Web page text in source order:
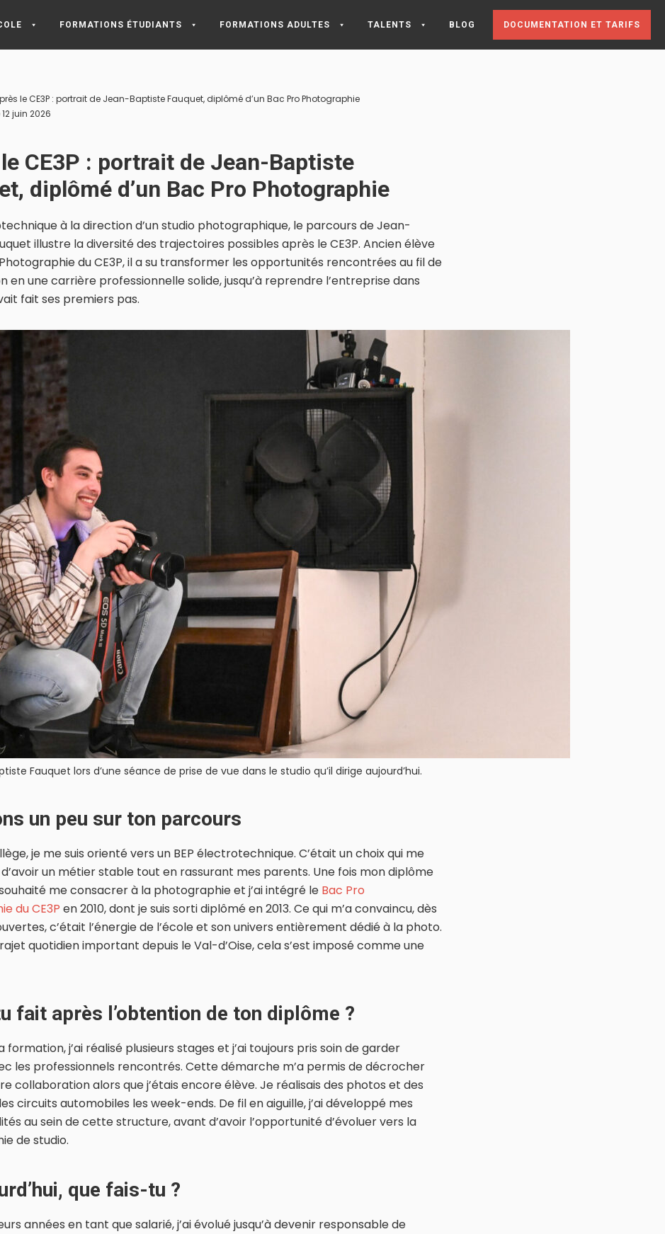
FORMATIONS ÉTUDIANTS FORMATIONS ADULTES TALENTS BLOG DOCUMENTATION ET TARIFS
le CE3P : portrait de Jean-Baptiste Fauquet, diplômé d’un Bac Pro Photographie
juin 2026
CE3P : portrait de Jean-Baptiste
diplômé d’un Bac Pro Photographie
à la direction d’un studio photographique, le parcours de Jean-
illustre la diversité des trajectoires possibles après le CE3P. Ancien élève
du CE3P, il a su transformer les opportunités rencontrées au fil de
en une carrière professionnelle solide, jusqu’à reprendre l’entreprise dans
fait ses premiers pas.
Fauquet lors d’une séance de prise de vue dans le studio qu’il dirige aujourd’hui.
un peu sur ton parcours
je me suis orienté vers un BEP électrotechnique. C’était un choix qui me
un métier stable tout en rassurant mes parents. Une fois mon diplôme
me consacrer à la photographie et j’ai intégré le Bac Pro
du CE3P en 2010, dont je suis sorti diplômé en 2013. Ce qui m’a convaincu, dès
c’était l’énergie de l’école et son univers entièrement dédié à la photo.
quotidien important depuis le Val-d’Oise, cela s’est imposé comme une
fait après l’obtention de ton diplôme ?
formation, j’ai réalisé plusieurs stages et j’ai toujours pris soin de garder
les professionnels rencontrés. Cette démarche m’a permis de décrocher
collaboration alors que j’étais encore élève. Je réalisais des photos et des
circuits automobiles les week-ends. De fil en aiguille, j’ai développé mes
au sein de cette structure, avant d’avoir l’opportunité d’évoluer vers la
de studio.
que fais-tu ?
années en tant que salarié, j’ai évolué jusqu’à devenir responsable de